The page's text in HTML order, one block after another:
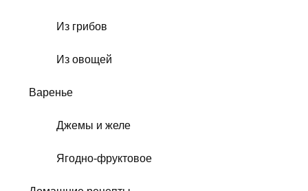
Из грибов
Из овощей
Варенье
Джемы и желе
Ягодно-фруктовое